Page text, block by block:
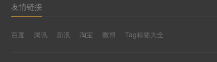
友情链接
百度 腾讯 新浪 淘宝 微博 Tag标签大全